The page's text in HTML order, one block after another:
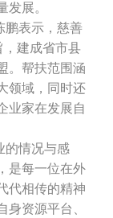
发展。
表示，慈善
，建成省市县
。帮扶范围涵
领域，同时还
业家在发展自
情况与感
是每一位在外
代相传的精神
身资源平台、